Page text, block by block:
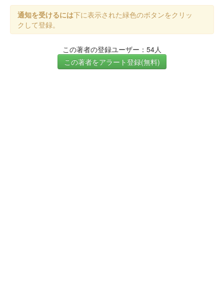
通知を受けるには下に表示された緑色のボタンをクリッ
クして登録。
この著者の登録ユーザー：54人
この著者をアラート登録(無料)